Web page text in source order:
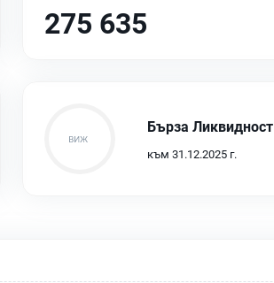
275 635
Бърза Ликвидност
към 31.12.2025 г.